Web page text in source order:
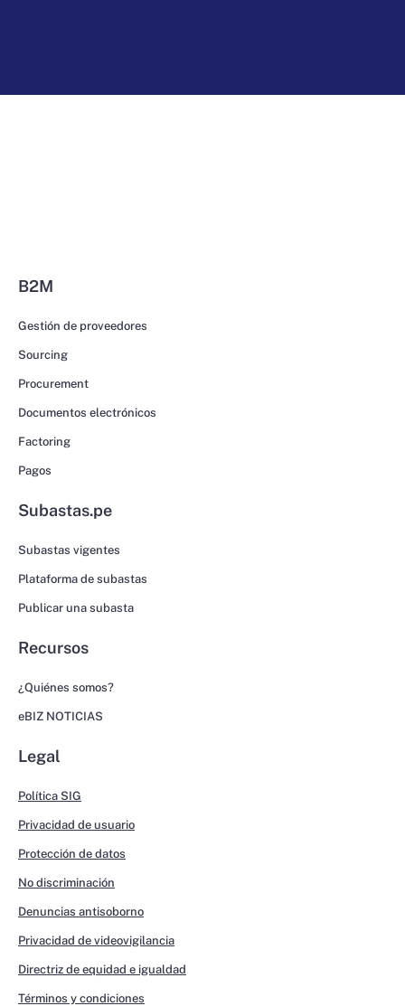
B2M
Gestión de proveedores
Sourcing
Procurement
Documentos electrónicos
Factoring
Pagos
Subastas.pe
Subastas vigentes
Plataforma de subastas
Publicar una subasta
Recursos
¿Quiénes somos?
eBIZ NOTICIAS
Legal
Política SIG
Privacidad de usuario
Protección de datos
No discriminación
Denuncias antisoborno
Privacidad de videovigilancia
Directriz de equidad e igualdad
Términos y condiciones